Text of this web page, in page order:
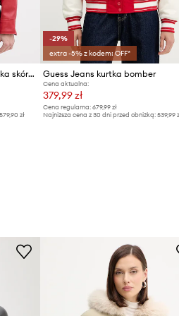
producenta.
Tabela
Trussardi krótka kurtka damska skórzana
zł
-29%
extra -5% z kodem: OFF*
Guess Jeans kurtka bomber
Cena aktualna:
379,99 zł
Cena regularna:679,99 zł
Najniższa cena z 30 dni przed obniżką:539,99